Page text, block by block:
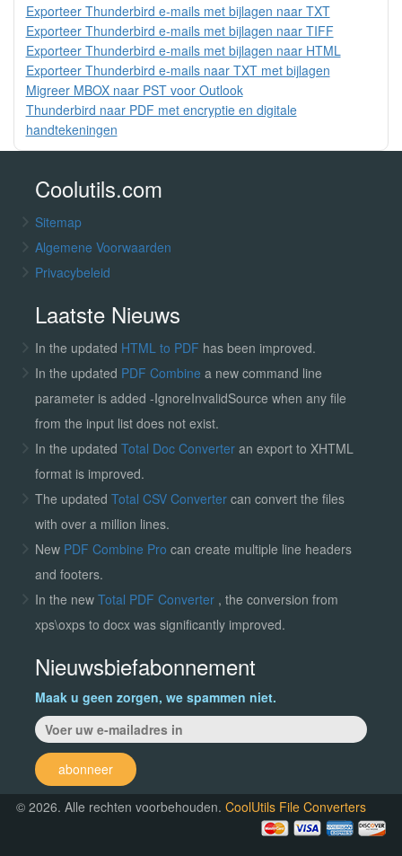
Exporteer Thunderbird e-mails met bijlagen naar TXT
Exporteer Thunderbird e-mails met bijlagen naar TIFF
Exporteer Thunderbird e-mails met bijlagen naar HTML
Exporteer Thunderbird e-mails naar TXT met bijlagen
Migreer MBOX naar PST voor Outlook
Thunderbird naar PDF met encryptie en digitale
handtekeningen
Coolutils.com
Sitemap
Algemene Voorwaarden
Privacybeleid
Laatste Nieuws
In the updated HTML to PDF has been improved.
In the updated PDF Combine a new command line
parameter is added -IgnoreInvalidSource when any file
from the input list does not exist.
In the updated Total Doc Converter an export to XHTML
format is improved.
The updated Total CSV Convertercan convert the files
with over a million lines.
New PDF Combine Pro can create multiple line headers
and footers.
In the new Total PDF Converter , the conversion from
xps\oxps to docx was significantly improved.
Nieuwsbiefabonnement
Maak u geen zorgen, we spammen niet.
abonneer
© 2026. Alle rechten voorbehouden.CoolUtils File Converters